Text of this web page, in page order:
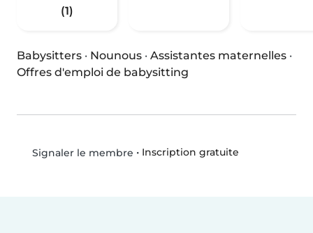
(1)
Babysitters · Nounous · Assistantes maternelles ·
Offres d'emploi de babysitting
Signaler le membre • Inscription gratuite